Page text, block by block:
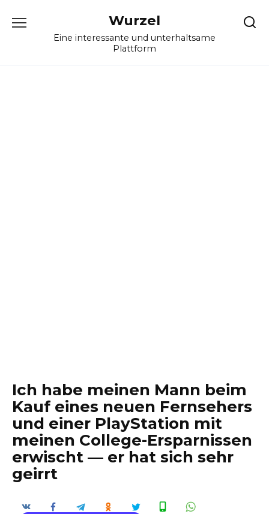
Wurzel
Eine interessante und unterhaltsame
Plattform
Ich habe meinen Mann beim
Kauf eines neuen Fernsehers
und einer PlayStation mit
meinen College-Ersparnissen
erwischt — er hat sich sehr
geirrt